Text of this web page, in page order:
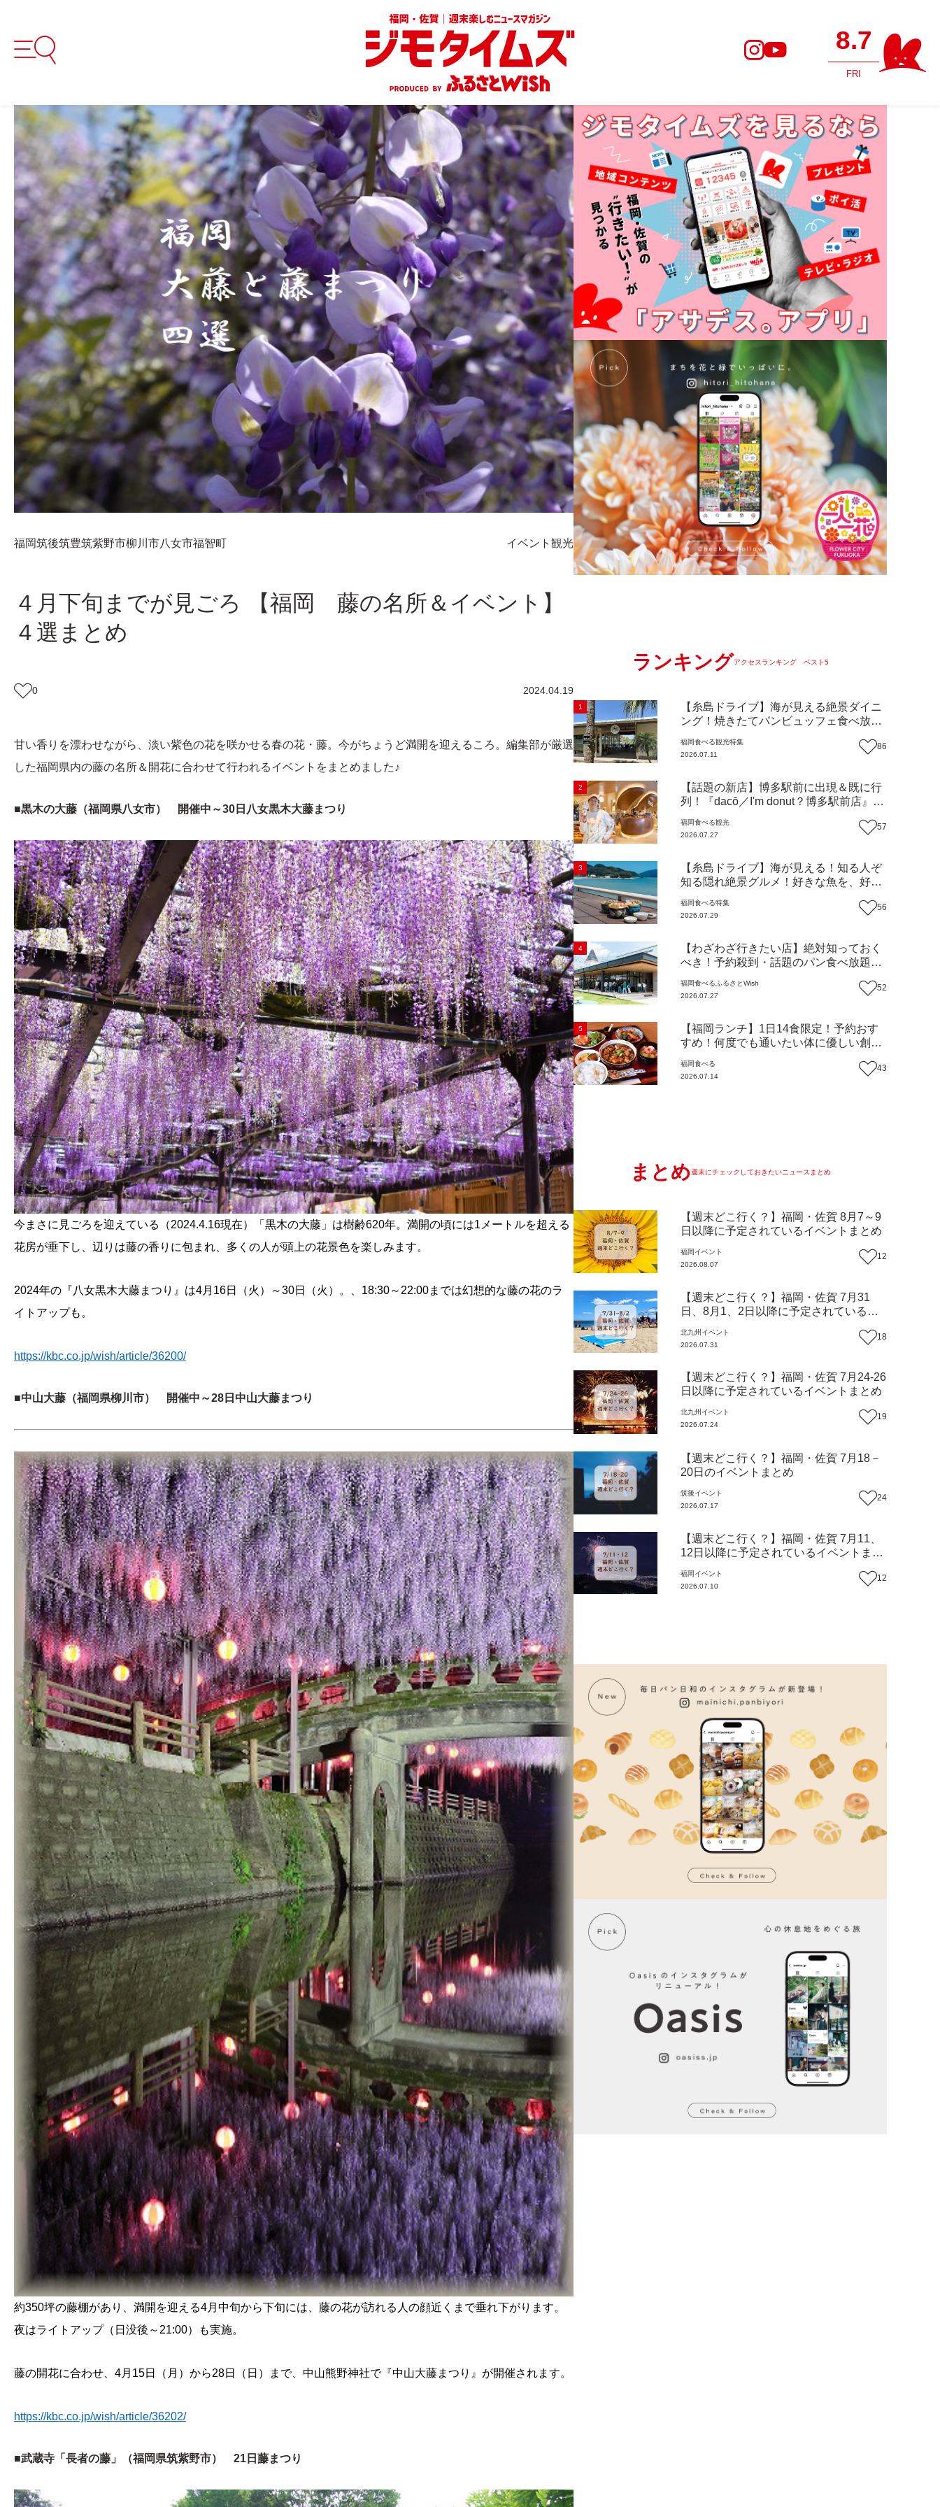
8.7
FRI
福岡筑後筑豊筑紫野市柳川市八女市福智町 イベント 観光
４月下旬までが見ごろ 【福岡 藤の名所＆イベント】
４選まとめ
0 2024.04.19
甘い香りを漂わせながら、淡い紫色の花を咲かせる春の花・藤。今がちょうど満開を迎えるころ。編集部が厳選
した福岡県内の藤の名所＆開花に合わせて行われるイベントをまとめました♪
■黒木の大藤（福岡県八女市） 開催中～30日八女黒木大藤まつり
今まさに見ごろを迎えている（2024.4.16現在）「黒木の大藤」は樹齢620年。満開の頃には1メートルを超える
花房が垂下し、辺りは藤の香りに包まれ、多くの人が頭上の花景色を楽しみます。
2024年の『八女黒木大藤まつり』は4月16日（火）～30日（火）。、18:30～22:00までは幻想的な藤の花のラ
イトアップも。
https://kbc.co.jp/wish/article/36200/
■中山大藤（福岡県柳川市） 開催中～28日中山大藤まつり
約350坪の藤棚があり、満開を迎える4月中旬から下旬には、藤の花が訪れる人の顔近くまで垂れ下がります。
夜はライトアップ（日没後～21:00）も実施。
藤の開花に合わせ、4月15日（月）から28日（日）まで、中山熊野神社で『中山大藤まつり』が開催されます。
https://kbc.co.jp/wish/article/36202/
■武蔵寺「長者の藤」（福岡県筑紫野市） 21日藤まつり
ランキングアクセスランキング ベスト5
1
【糸島ドライブ】海が見える絶景ダイニ
ング！焼きたてパンビュッフェ食べ放題
『Ibiza Beach Cafe』（福岡・糸島市）
福岡食べる観光特集
2026.07.11
86
2
【話題の新店】博多駅前に出現＆既に行
列！『dacō／I'm donut？博多駅前店』徹
た楽しみ方＆イチオシメニューも紹介！
福岡食べる観光
2026.07.27
57
3
【糸島ドライブ】海が見える！知る人ぞ
知る隠れ絶景グルメ！好きな魚を、好き
はん食堂』（福岡市西区）【まち歩き】
福岡食べる特集
2026.07.29
56
4
【わざわざ行きたい店】絶対知っておく
べき！予約殺到・話題のパン食べ放題が
ン『bound garden』（福岡・新宮町）
福岡食べるふるさとWish
2026.07.27
52
5
【福岡ランチ】1日14食限定！予約おす
すめ！何度でも通いたい体に優しい創作
市）【まち歩き】
福岡食べる
2026.07.14
43
まとめ週末にチェックしておきたいニュースまとめ
【週末どこ行く？】福岡・佐賀 8月7～9
日以降に予定されているイベントまとめ
福岡 イベント
2026.08.07
12
【週末どこ行く？】福岡・佐賀 7月31
日、8月1、2日以降に予定されているイ
北九州 イベント
2026.07.31
18
【週末どこ行く？】福岡・佐賀 7月24-26
日以降に予定されているイベントまとめ
北九州 イベント
2026.07.24
19
【週末どこ行く？】福岡・佐賀 7月18－
20日のイベントまとめ
筑後イベント
2026.07.17
24
【週末どこ行く？】福岡・佐賀 7月11、
12日以降に予定されているイベントまと
福岡 イベント
2026.07.10
12